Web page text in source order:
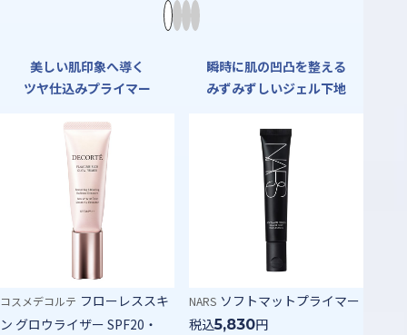
美しい肌印象へ導く
ツヤ仕込みプライマー
コスメデコルテ フローレススキ
ン グロウライザー SPF20・
瞬時に肌の凹凸を整える
みずみずしいジェル下地
NARS ソフトマットプライマー
税込5,830円